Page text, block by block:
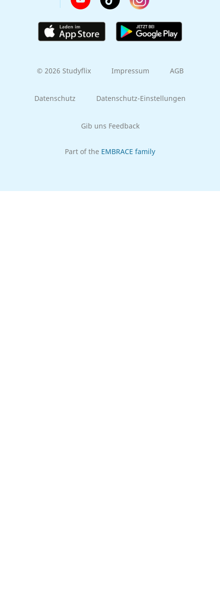
© 2026 Studyflix Impressum AGB
Datenschutz Datenschutz-Einstellungen
Gib uns Feedback
Part of the EMBRACE family